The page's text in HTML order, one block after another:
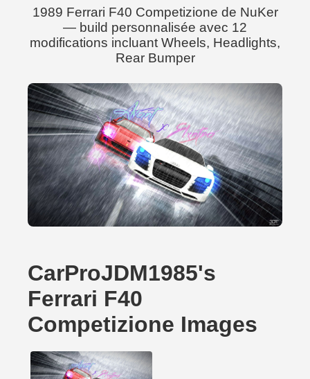
1989 Ferrari F40 Competizione de NuKer
— build personnalisée avec 12
modifications incluant Wheels, Headlights,
Rear Bumper
CarProJDM1985's
Ferrari F40
Competizione Images